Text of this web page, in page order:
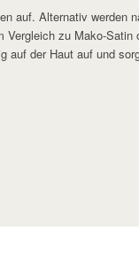
auf. Alternativ werden
zu Mako-
auf der Haut auf und